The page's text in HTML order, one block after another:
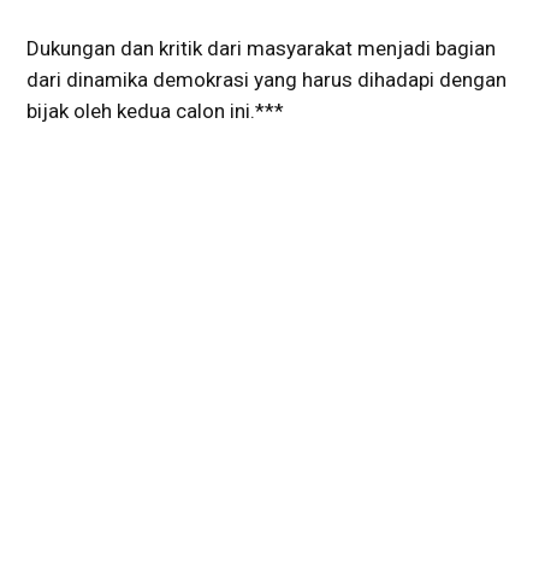
Dukungan dan kritik dari masyarakat menjadi bagian
dari dinamika demokrasi yang harus dihadapi dengan
bijak oleh kedua calon ini.***